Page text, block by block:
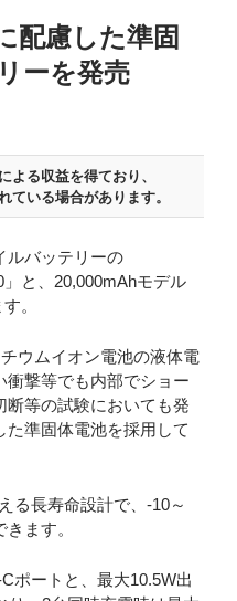
配慮した準固
ーを発売
よる収益を得ており、
ている場合があります。
ルバッテリーの
と、20,000mAhモデル
。
ウムイオン電池の液体電
撃等でも内部でショー
断等の試験においても発
準固体電池を採用して
る長寿命設計で、-10～
ます。
ポートと、最大10.5W出